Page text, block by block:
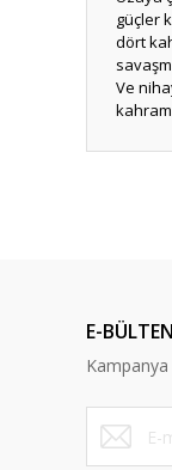
güçler
dört
Ve
Bu
E-BÜLTEN